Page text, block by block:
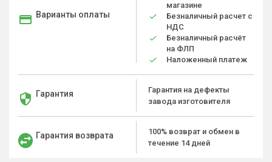
Варианты оплаты
магазине
Безналичный расчет с
НДС
Безналичный расчёт
на ФЛП
Наложенный платеж
Гарантия
Гарантия на дефекты
завода изготовителя
Гарантия возврата
100% возврат и обмен в
течение 14 дней